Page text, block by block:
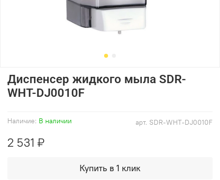
арт. SDR-WHT-DJ0010F
Наличие: В наличии
Диспенсер жидкого мыла SDR-
WHT-DJ0010F
2 531 ₽
Купить в 1 клик